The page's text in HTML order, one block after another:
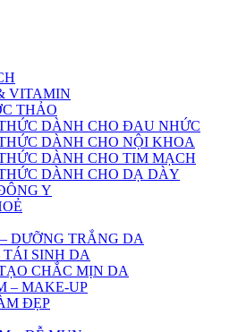
VITAMIN
THẢO
DÀNH CHO ĐAU NHỨC
DÀNH CHO NỘI KHOA
DÀNH CHO TIM MẠCH
DÀNH CHO DẠ DÀY
Y
DƯỠNG TRẮNG DA
TÁI SINH DA
CHẮC MỊN DA
– MAKE-UP
ĐẸP